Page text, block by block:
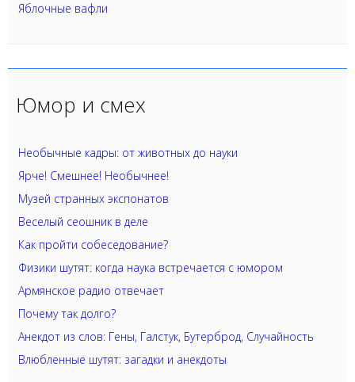
Яблочные вафли
Юмор и смех
Необычные кадры: от животных до науки
Ярче! Смешнее! Необычнее!
Музей странных экспонатов
Веселый сеошник в деле
Как пройти собеседование?
Физики шутят: когда наука встречается с юмором
Армянское радио отвечает
Почему так долго?
Анекдот из слов: Гены, Галстук, Бутерброд, Случайность
Влюбленные шутят: загадки и анекдоты